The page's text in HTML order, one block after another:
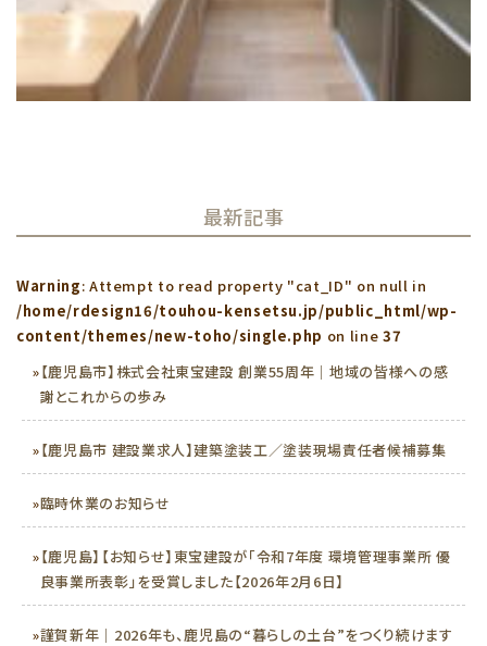
最新記事
Warning: Attempt to read property "cat_ID" on null in
/home/rdesign16/touhou-kensetsu.jp/public_html/wp-
content/themes/new-toho/single.php on line 37
»【鹿児島市】株式会社東宝建設 創業55周年｜地域の皆様への感
謝とこれからの歩み
»【鹿児島市 建設業求人】建築塗装工／塗装現場責任者候補募集
»臨時休業のお知らせ
»【鹿児島】【お知らせ】東宝建設が「令和7年度 環境管理事業所 優
良事業所表彰」を受賞しました【2026年2月6日】
»謹賀新年｜2026年も、鹿児島の“暮らしの土台”をつくり続けます